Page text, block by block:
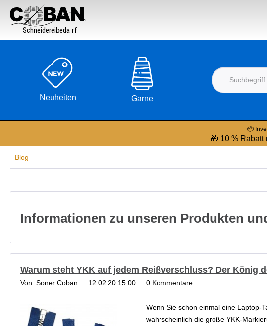

Neuheiten Garne
📦
🎁 10 % Rabatt
Blog
Informationen zu unseren Produkten
Warum steht YKK auf jedem Reißverschluss? Der König
Von: Soner Coban 12.02.20 15:00 0 Kommentare
Wenn Sie schon einmal eine Laptop-
wahrscheinlich die große YKK-